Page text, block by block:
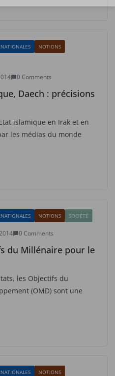
NOTIONS
0 Comments
Daech : précisions
islamique en Irak et en
les médias du monde
NOTIONS SOCIÉTÉ
0 Comments
du Millénaire pour le
les Objectifs du
(OMD) sont une
NOTIONS